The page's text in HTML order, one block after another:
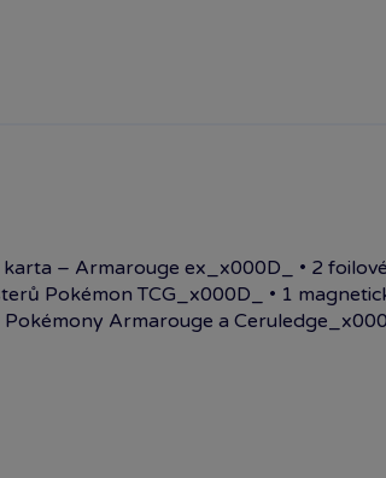
– Armarouge ex_x000D_ • 2
Pokémon TCG_x000D_ • 1
Armarouge a